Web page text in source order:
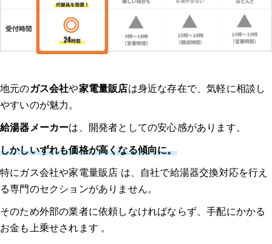
地元のガス会社や家電量販店は身近な存在で、気軽に相談し
やすいのが魅力。
給湯器メーカーは、開発者としての安心感があります。
しかしいずれも価格が高くなる傾向に。
特にガス会社や家電量販店 は、自社で給湯器交換対応を行え
る専門のセクションがありません。
そのため外部の業者に依頼しなければならず、手配にかかる
お金も上乗せされます 。